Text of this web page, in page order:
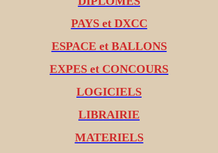
PAYS et DXCC
ESPACE et BALLONS
EXPES et CONCOURS
LOGICIELS
LIBRAIRIE
MATERIELS